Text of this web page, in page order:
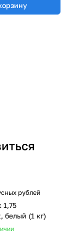
рублей
1,75
белый (1 кг)